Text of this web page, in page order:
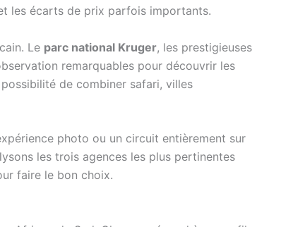
les écarts de prix parfois importants.
Le parc national Kruger, les prestigieuses
remarquables pour découvrir les
de combiner safari, villes
photo ou un circuit entièrement sur
les trois agences les plus pertinentes
faire le bon choix.